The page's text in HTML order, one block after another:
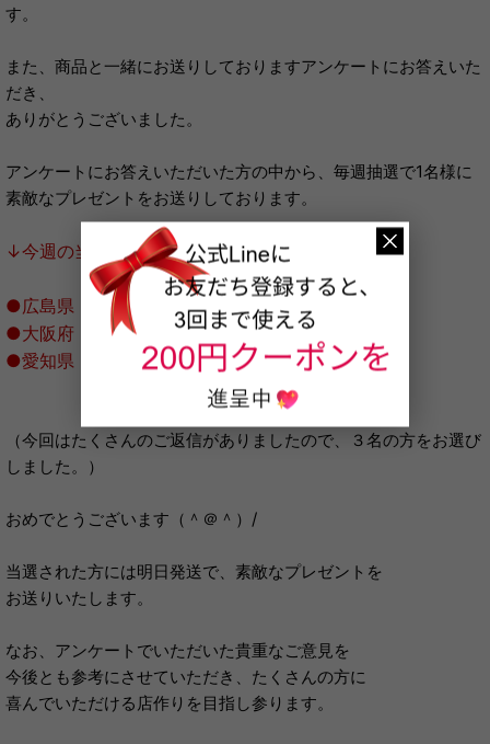
す。
また、商品と一緒にお送りしておりますアンケートにお答えいた
だき、
ありがとうございました。
アンケートにお答えいただいた方の中から、毎週抽選で1名様に
素敵なプレゼントをお送りしております。
↓今週の当選者はこちら↓
●広島県 くまし様
●大阪府 miya様
●愛知県 USK様
（今回はたくさんのご返信がありましたので、３名の方をお選び
しました。）
おめでとうございます（＾＠＾）/
当選された方には明日発送で、素敵なプレゼントを
お送りいたします。
なお、アンケートでいただいた貴重なご意見を
今後とも参考にさせていただき、たくさんの方に
喜んでいただける店作りを目指し参ります。